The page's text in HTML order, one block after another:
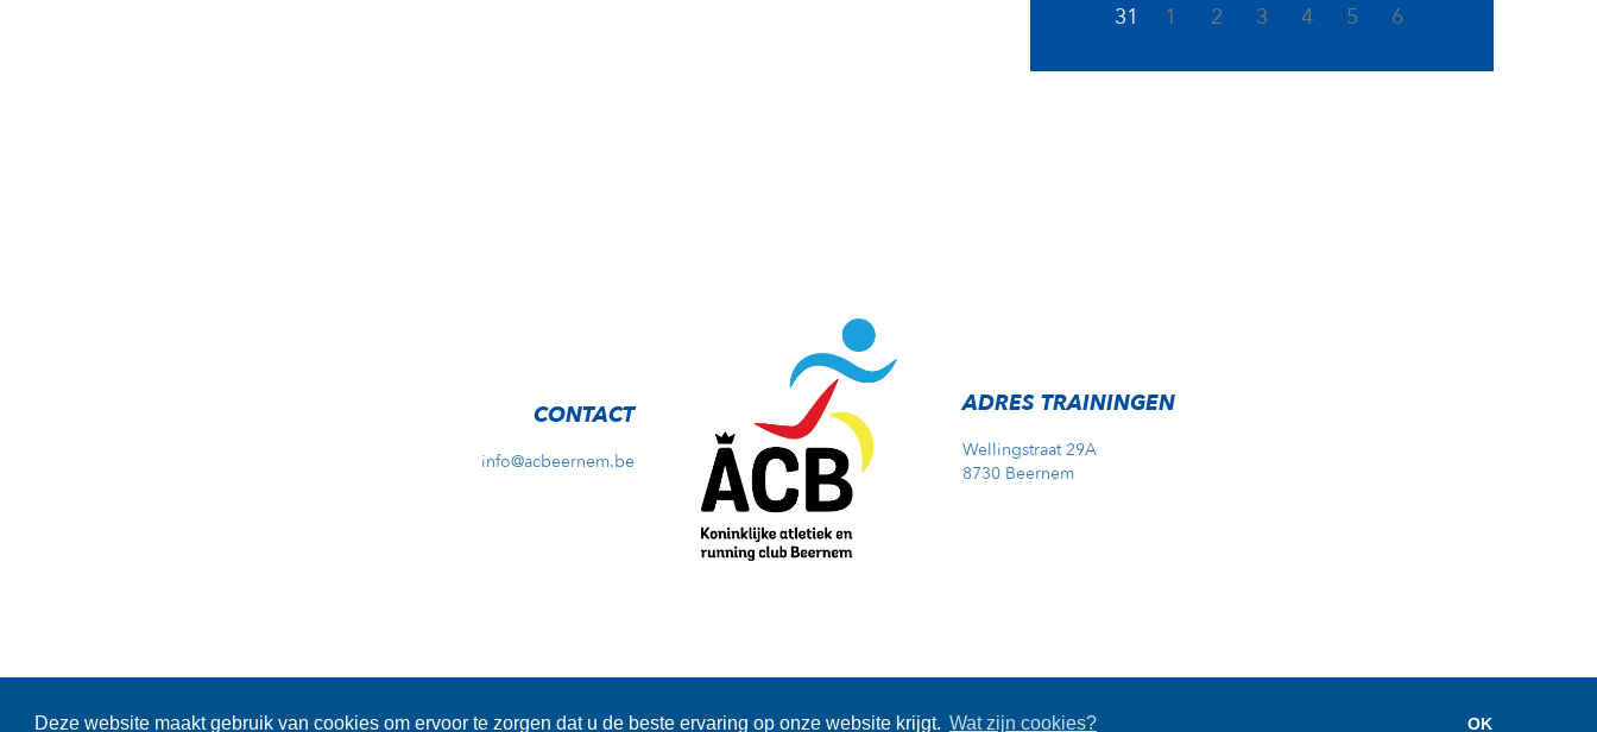
Deze website maakt gebruik van cookies om ervoor te zorgen dat u de beste ervaring op onze website krijgt. Wat zijn cookies? OK
31
1 2 3 4 5 6
CONTACT
info@acbeernem.be
ADRES TRAININGEN
Wellingstraat 29A
8730 Beernem
Cookie Disclaimer -Privacy Disclaimer - Copyright © 2026 - Website byCodeKick